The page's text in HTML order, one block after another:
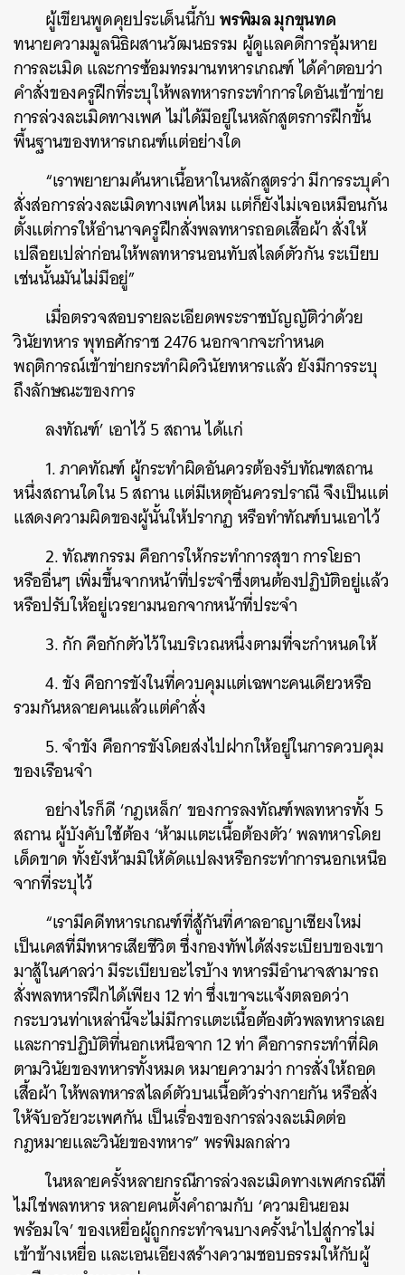
ผู้เขียนพูดคุยประเด็นนี้กับพรพิมล มุกขุนทด
ทนายความมูลนิธิผสานวัฒนธรรม ผู้ดูแลคดีการอุ้มหาย
การละเมิด และการซ้อมทรมานทหารเกณฑ์ ได้คำตอบว่า
คำสั่งของครูฝึกที่ระบุให้พลทหารกระทำการใดอันเข้าข่าย
การล่วงละเมิดทางเพศ ไม่ได้มีอยู่ในหลักสูตรการฝึกขั้น
พื้นฐานของทหารเกณฑ์แต่อย่างใด
“เราพยายามค้นหาเนื้อหาในหลักสูตรว่า มีการระบุคำ
สั่งส่อการล่วงละเมิดทางเพศไหม แต่ก็ยังไม่เจอเหมือนกัน
ตั้งแต่การให้อำนาจครูฝึกสั่งพลทหารถอดเสื้อผ้า สั่งให้
เปลือยเปล่าก่อนให้พลทหารนอนทับสไลด์ตัวกัน ระเบียบ
เช่นนั้นมันไม่มีอยู่”
เมื่อตรวจสอบรายละเอียดพระราชบัญญัติว่าด้วย
วินัยทหาร พุทธศักราช 2476 นอกจากจะกำหนด
พฤติการณ์เข้าข่ายกระทำผิดวินัยทหารแล้ว ยังมีการระบุ
ถึงลักษณะของการ
ลงทัณฑ์’ เอาไว้ 5 สถาน ได้แก่
1. ภาคทัณฑ์ ผู้กระทำผิดอันควรต้องรับทัณฑสถาน
หนึ่งสถานใดใน 5 สถาน แต่มีเหตุอันควรปราณี จึงเป็นแต่
แสดงความผิดของผู้นั้นให้ปรากฏ หรือทำทัณฑ์บนเอาไว้
2. ทัณฑกรรม คือการให้กระทำการสุขา การโยธา
หรืออื่นๆ เพิ่มขึ้นจากหน้าที่ประจำซึ่งตนต้องปฏิบัติอยู่แล้ว
หรือปรับให้อยู่เวรยามนอกจากหน้าที่ประจำ
3. กัก คือกักตัวไว้ในบริเวณหนึ่งตามที่จะกำหนดให้
4. ขัง คือการขังในที่ควบคุมแต่เฉพาะคนเดียวหรือ
รวมกันหลายคนแล้วแต่คำสั่ง
5. จำขัง คือการขังโดยส่งไปฝากให้อยู่ในการควบคุม
ของเรือนจำ
อย่างไรก็ดี ‘กฎเหล็ก’ ของการลงทัณฑ์พลทหารทั้ง 5
สถาน ผู้บังคับใช้ต้อง ‘ห้ามแตะเนื้อต้องตัว’ พลทหารโดย
เด็ดขาด ทั้งยังห้ามมิให้ดัดแปลงหรือกระทำการนอกเหนือ
จากที่ระบุไว้
“เรามีคดีทหารเกณฑ์ที่สู้กันที่ศาลอาญาเชียงใหม่
เป็นเคสที่มีทหารเสียชีวิต ซึ่งกองทัพได้ส่งระเบียบของเขา
มาสู้ในศาลว่า มีระเบียบอะไรบ้าง ทหารมีอำนาจสามารถ
สั่งพลทหารฝึกได้เพียง 12 ท่า ซึ่งเขาจะแจ้งตลอดว่า
กระบวนท่าเหล่านี้จะไม่มีการแตะเนื้อต้องตัวพลทหารเลย
และการปฏิบัติที่นอกเหนือจาก 12 ท่า คือการกระทำที่ผิด
ตามวินัยของทหารทั้งหมด หมายความว่า การสั่งให้ถอด
เสื้อผ้า ให้พลทหารสไลด์ตัวบนเนื้อตัวร่างกายกัน หรือสั่ง
ให้จับอวัยวะเพศกัน เป็นเรื่องของการล่วงละเมิดต่อ
กฎหมายและวินัยของทหาร” พรพิมลกล่าว
ในหลายครั้งหลายกรณีการล่วงละเมิดทางเพศกรณีที่
ไม่ใช่พลทหาร หลายคนตั้งคำถามกับ ‘ความยินยอม
พร้อมใจ’ ของเหยื่อผู้ถูกกระทำจนบางครั้งนำไปสู่การไม่
เข้าข้างเหยื่อ และเอนเอียงสร้างความชอบธรรมให้กับผู้
ค้นหา
SHARE TWEET LINE EMAIL